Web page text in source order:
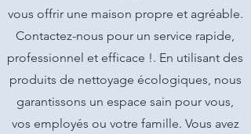
vous offrir une maison propre et agréable.
Contactez-nous pour un service rapide,
professionnel et efficace !. En utilisant des
produits de nettoyage écologiques, nous
garantissons un espace sain pour vous,
vos employés ou votre famille. Vous avez